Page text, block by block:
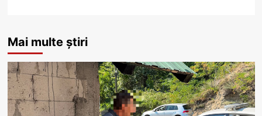
Mai multe știri